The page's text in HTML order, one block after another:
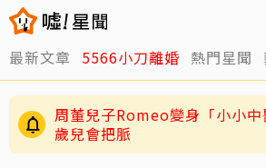
最新文章 5566小刀離婚 熱門星聞
男星二度罹急性白血病！淚揭
不想回想
周董兒子Romeo變身「小小
歲兒會把脈